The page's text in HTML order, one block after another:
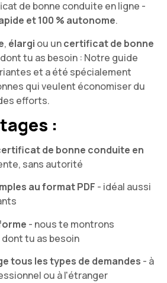
de bonne conduite en ligne -
et 100 % autonome.
, élargi ou uncertificat de bonne
dont tu as besoin : Notre guide
et a été spécialement
qui veulent économiser du
efforts.
:
de bonne conduite en
sans autorité
au format PDF - idéal aussi
- nous te montrons
tu as besoin
tous les types de demandes - à
ou à l'étranger